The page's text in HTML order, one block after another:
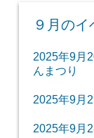
９月のイ
2025年9月
んまつり
2025年9月
2025年9月